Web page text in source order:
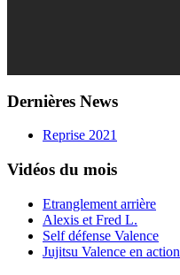
Dernières News
Reprise 2021
Vidéos du mois
Etranglement arrière
Alexis et Fred L.
Self défense Valence
Jujitsu Valence en action